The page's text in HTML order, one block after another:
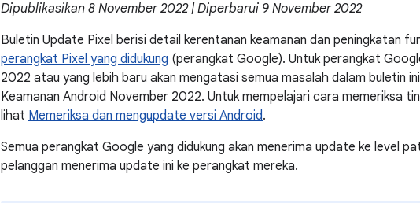
Dipublikasikan 8 November 2022 | Diperbarui 9 November 2022
Buletin Update Pixel berisi detail kerentanan keamanan dan peningkatan
perangkat Pixel yang didukung (perangkat Google). Untuk perangkat
2022 atau yang lebih baru akan mengatasi semua masalah dalam buletin
Keamanan Android November 2022. Untuk mempelajari cara memeriksa
lihat Memeriksa dan mengupdate versi Android.
Semua perangkat Google yang didukung akan menerima update ke level
pelanggan menerima update ini ke perangkat mereka.